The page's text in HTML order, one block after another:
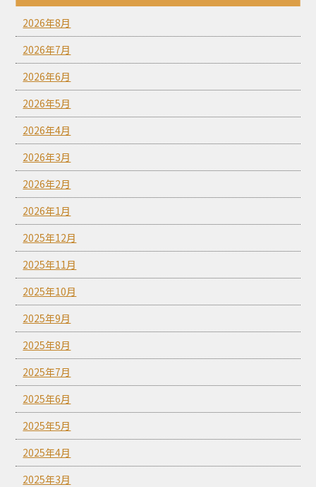
2026年8月
2026年7月
2026年6月
2026年5月
2026年4月
2026年3月
2026年2月
2026年1月
2025年12月
2025年11月
2025年10月
2025年9月
2025年8月
2025年7月
2025年6月
2025年5月
2025年4月
2025年3月